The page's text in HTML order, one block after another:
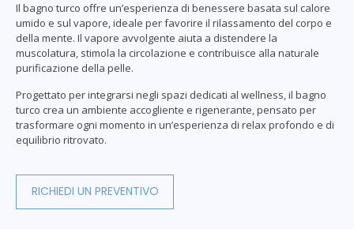
Il bagno turco offre un’esperienza di benessere basata sul calore
umido e sul vapore, ideale per favorire il rilassamento del corpo e
della mente. Il vapore avvolgente aiuta a distendere la
muscolatura, stimola la circolazione e contribuisce alla naturale
purificazione della pelle.
Progettato per integrarsi negli spazi dedicati al wellness, il bagno
turco crea un ambiente accogliente e rigenerante, pensato per
trasformare ogni momento in un’esperienza di relax profondo e di
equilibrio ritrovato.
RICHIEDI UN PREVENTIVO